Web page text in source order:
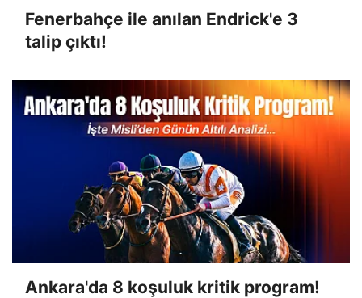
Fenerbahçe ile anılan Endrick'e 3
talip çıktı!
Ankara'da 8 koşuluk kritik program!